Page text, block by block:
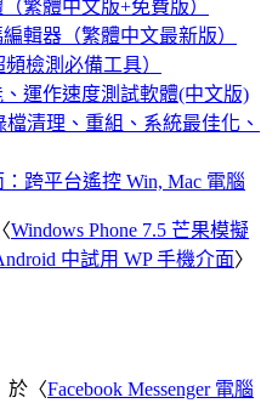
繁體中文版+免費版）
輯器（繁體中文最新版）
檢測必備工具）
、運作速度測試軟體(中文版)
檔清理、重組、系統最佳化、
跨平台遙控 Win, Mac 電腦
Windows Phone 7.5 芒果模擬
中試用 WP 手機介面〉
於〈Facebook Messenger 電腦